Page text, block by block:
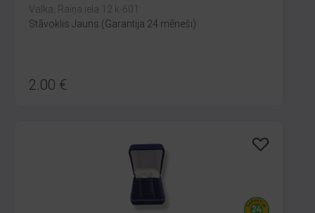
Valka, Raiņa iela 12 k-601
Stāvoklis Jauns (Garantija 24 mēneši)
2.00 €